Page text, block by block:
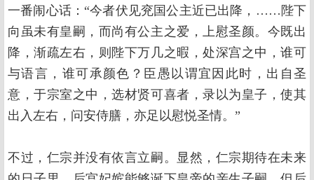
一番闹心话：“今者伏见兖国公主近已出降，……陛下
向虽未有皇嗣，而尚有公主之爱，上慰圣颜。今既出
降，渐疏左右，则陛下万几之暇，处深宫之中，谁可
与语言，谁可承颜色？臣愚以谓宜因此时，出自圣
意，于宗室之中，选材贤可喜者，录以为皇子，使其
出入左右，问安侍膳，亦足以慰悦圣情。”
不过，仁宗并没有依言立嗣。显然，仁宗期待在未来